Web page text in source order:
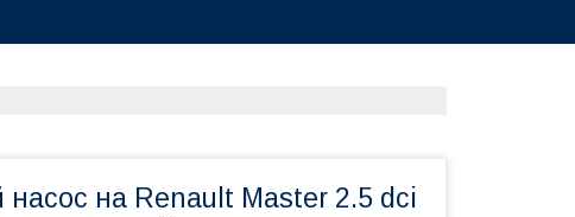
на Renault Master 2.5 dci